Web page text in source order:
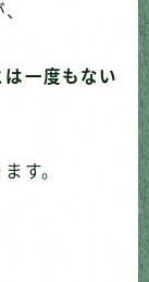
一度もない
す。